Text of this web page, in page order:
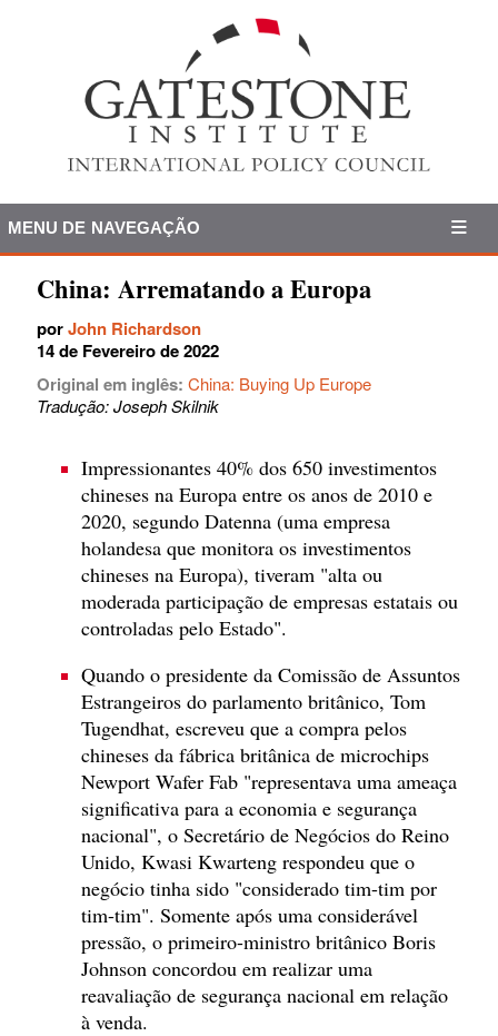
MENU DE NAVEGAÇÃO
China: Arrematando a Europa
porJohn Richardson
14 de Fevereiro de 2022
Original em inglês: China: Buying Up Europe
Tradução: Joseph Skilnik
Impressionantes 40% dos 650 investimentos
chineses na Europa entre os anos de 2010 e
2020, segundo Datenna (uma empresa
holandesa que monitora os investimentos
chineses na Europa), tiveram "alta ou
moderada participação de empresas estatais ou
controladas pelo Estado".
Quando o presidente da Comissão de Assuntos
Estrangeiros do parlamento britânico, Tom
Tugendhat, escreveu que a compra pelos
chineses da fábrica britânica de microchips
Newport Wafer Fab "representava uma ameaça
significativa para a economia e segurança
nacional", o Secretário de Negócios do Reino
Unido, Kwasi Kwarteng respondeu que o
negócio tinha sido "considerado tim-tim por
tim-tim". Somente após uma considerável
pressão, o primeiro-ministro britânico Boris
Johnson concordou em realizar uma
reavaliação de segurança nacional em relação
à venda.